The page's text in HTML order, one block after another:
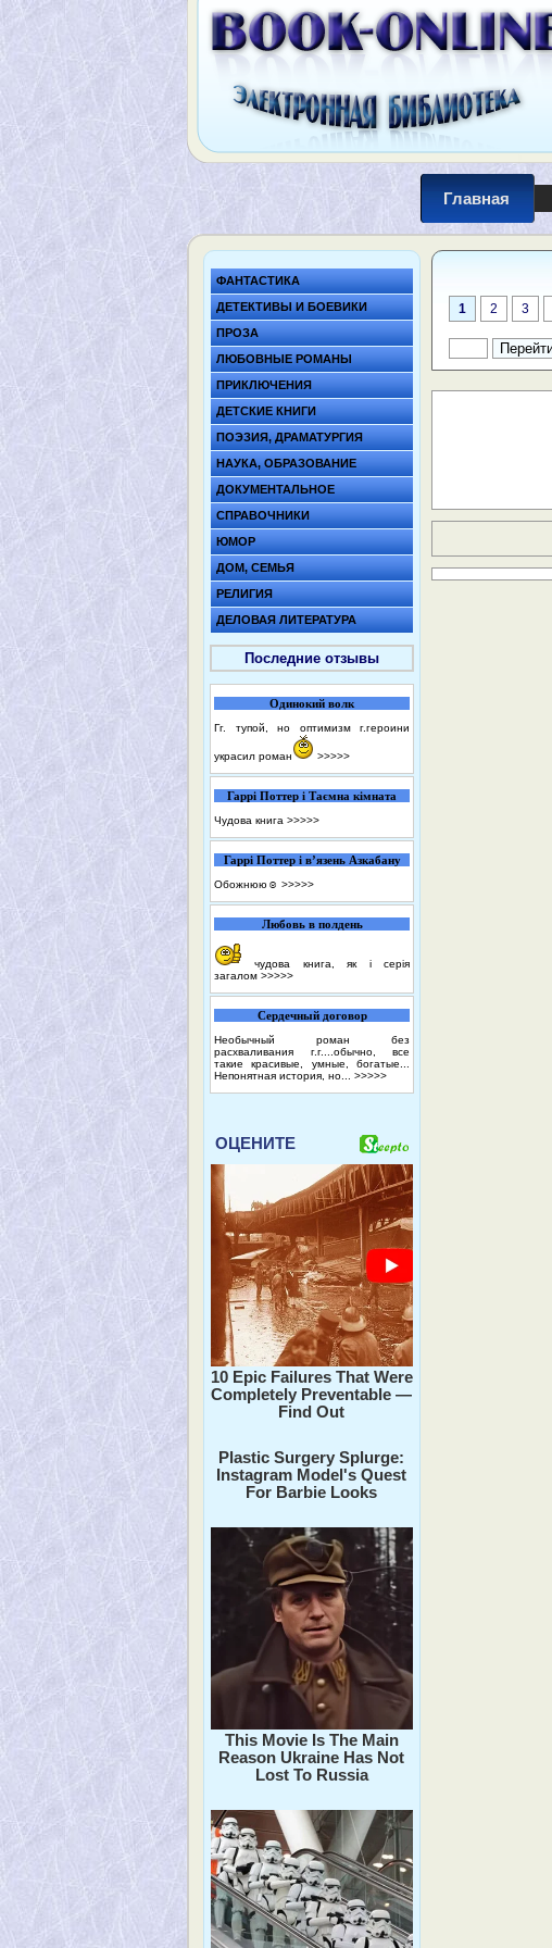
Главная
ФАНТАСТИКА
ДЕТЕКТИВЫ И БОЕВИКИ
ПРОЗА
ЛЮБОВНЫЕ РОМАНЫ
ПРИКЛЮЧЕНИЯ
ДЕТСКИЕ КНИГИ
ПОЭЗИЯ, ДРАМАТУРГИЯ
НАУКА, ОБРАЗОВАНИЕ
ДОКУМЕНТАЛЬНОЕ
СПРАВОЧНИКИ
ЮМОР
ДОМ, СЕМЬЯ
РЕЛИГИЯ
ДЕЛОВАЯ ЛИТЕРАТУРА
Последние отзывы
Одинокий волк
Гг. тупой, но оптимизм г.героини
украсил роман >>>>>
Гаррі Поттер і Таємна кімната
Чудова книга >>>>>
Гаррі Поттер і в’язень Азкабану
Обожнюю☺️ >>>>>
Любовь в полдень
чудова книга, як і серія
загалом >>>>>
Сердечный договор
Необычный роман без
расхваливания г.г....обычно, все
такие красивые, умные, богатые...
Непонятная история, но... >>>>>
ОЦЕНИТЕ
10 Epic Failures That Were
Completely Preventable —
Find Out
Plastic Surgery Splurge:
Instagram Model's Quest
For Barbie Looks
This Movie Is The Main
Reason Ukraine Has Not
Lost To Russia
1 2 3